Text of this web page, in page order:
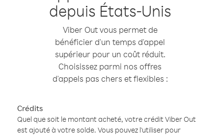
depuis États-Unis
Viber Out vous permet de
bénéficier d'un temps d'appel
supérieur pour un coût réduit.
Choisissez parmi nos offres
d'appels pas chers et flexibles :
Crédits
Quel que soit le montant acheté, votre crédit Viber Out
est ajouté à votre solde. Vous pouvez l'utiliser pour